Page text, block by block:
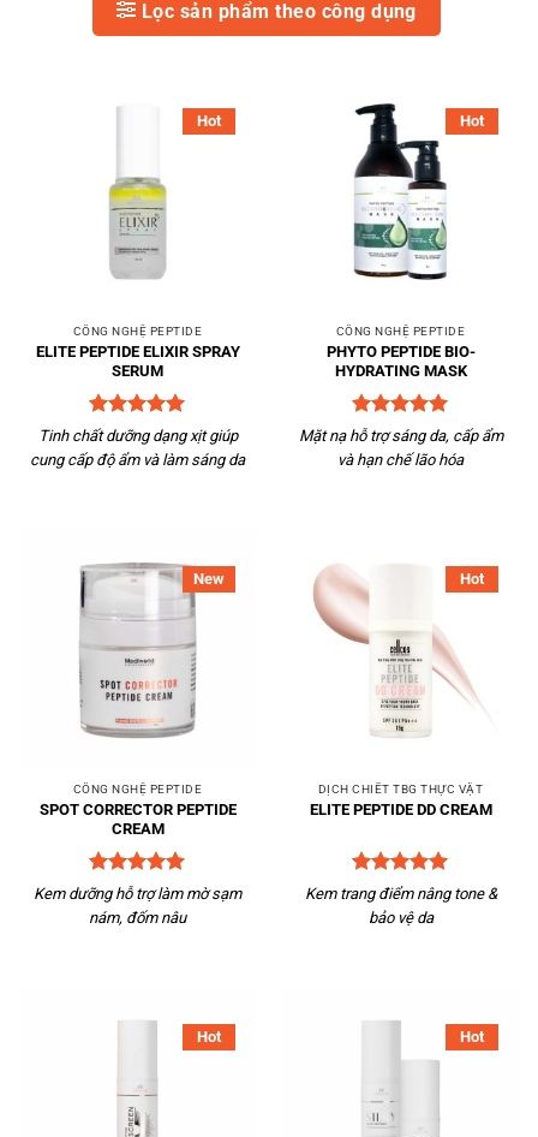
Lọc sản phẩm theo công dụng
Hot
CÔNG NGHỆ PEPTIDE
ELITE PEPTIDE ELIXIR SPRAY
SERUM
Được xếp
hạng 55
sao
Tinh chất dưỡng dạng xịt giúp
cung cấp độ ẩm và làm sáng da
Hot
CÔNG NGHỆ PEPTIDE
PHYTO PEPTIDE BIO-
HYDRATING MASK
Được xếp
hạng55
sao
Mặt nạ hỗ trợ sáng da, cấp ẩm
và hạn chế lão hóa
New
CÔNG NGHỆ PEPTIDE
SPOT CORRECTOR PEPTIDE
CREAM
Được xếp
hạng55
sao
Kem dưỡng hỗ trợ làm mờ sạm
nám, đốm nâu
Hot
DỊCH CHIẾT TBG THỰC VẬT
ELITE PEPTIDE DD CREAM
Được xếp
hạng
5
sao
Kem trang điểm nâng tone &
bảo vệ da
Hot Hot